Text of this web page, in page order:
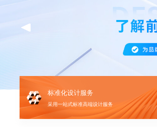
标准化设计服务
采用一站式标准高端设计服务